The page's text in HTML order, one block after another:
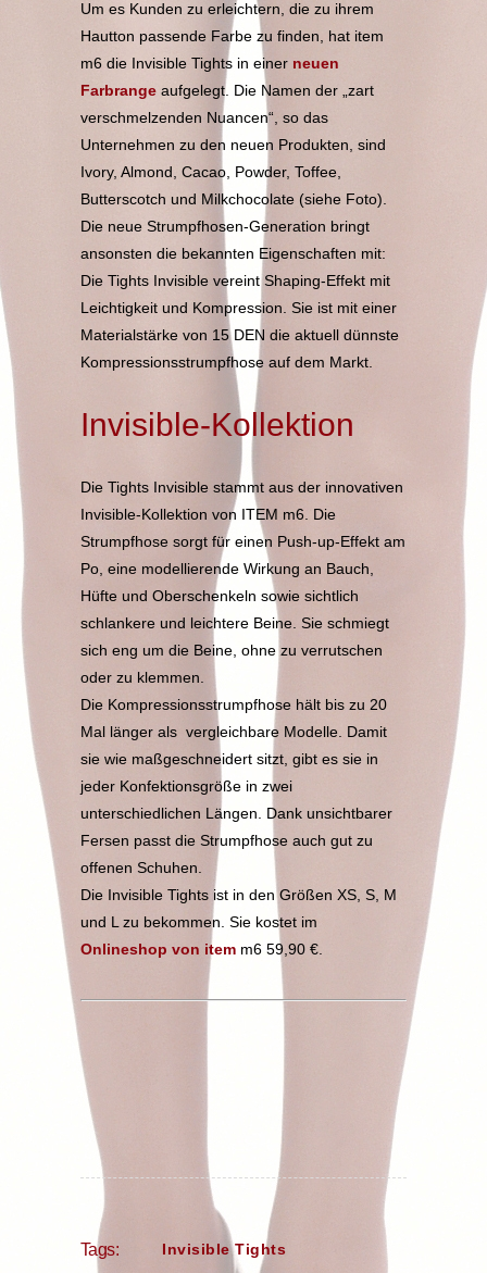
Um es Kunden zu erleichtern, die zu ihrem
Hautton passende Farbe zu finden, hat item
m6 die Invisible Tights in einer neuen
Farbrange aufgelegt. Die Namen der „zart
verschmelzenden Nuancen“, so das
Unternehmen zu den neuen Produkten, sind
Ivory, Almond, Cacao, Powder, Toffee,
Butterscotch und Milkchocolate (siehe Foto).
Die neue Strumpfhosen-Generation bringt
ansonsten die bekannten Eigenschaften mit:
Die Tights Invisible vereint Shaping-Effekt mit
Leichtigkeit und Kompression. Sie ist mit einer
Materialstärke von 15 DEN die aktuell dünnste
Kompressionsstrumpfhose auf dem Markt.
Invisible-Kollektion
Die Tights Invisible stammt aus der innovativen
Invisible-Kollektion von ITEM m6. Die
Strumpfhose sorgt für einen Push-up-Effekt am
Po, eine modellierende Wirkung an Bauch,
Hüfte und Oberschenkeln sowie sichtlich
schlankere und leichtere Beine. Sie schmiegt
sich eng um die Beine, ohne zu verrutschen
oder zu klemmen.
Die Kompressionsstrumpfhose hält bis zu 20
Mal länger als vergleichbare Modelle. Damit
sie wie maßgeschneidert sitzt, gibt es sie in
jeder Konfektionsgröße in zwei
unterschiedlichen Längen. Dank unsichtbarer
Fersen passt die Strumpfhose auch gut zu
offenen Schuhen.
Die Invisible Tights ist in den Größen XS, S, M
und L zu bekommen. Sie kostet im
Onlineshop von item m6 59,90 €.
Tags: Invisible Tights